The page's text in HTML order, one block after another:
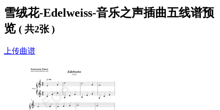
在影片中的相关内容：上校一家参加为德国军官举行的音乐
会，他们决定当夜离开奥地利，前往瑞士。音乐会上，上校弹
起吉他，唱起了这首奥地利民歌，之后哽咽地唱不下去了，玛
利亚和孩子们走上去与他一起唱，他们的深情感动了在场的奥
地利观众，在上校 的示意下奥地利观众都激动地与他们合唱
了一段，大女儿也唱了一段。
《雪绒花》是一首很美，让人感动的歌。歌词下方提供了免费
雪绒花钢琴谱，欢迎大家使用。
雪绒花-Edelweiss-音乐之声插曲五线谱预
览 ( 共2张 )
上传曲谱